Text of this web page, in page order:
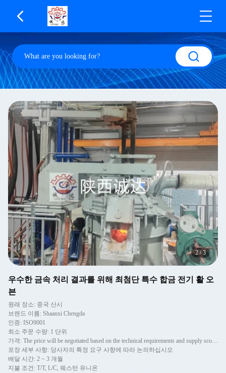
2/3
우수한 금속 처리 결과를 위해 최첨단 특수 합금 전기 활 오
븐
원래 장소: 중국 산시
브랜드 이름: Shaanxi Chengda
인증: ISO9001
최소 주문 수량: 1 단위
가격: The price will be negotiated based on the technical requirements and supply scope of Party A
포장 세부 사항: 당사자의 특정 요구 사항에 따라 논의하십시오
배달 시간: 2 ~ 3 개월
지불 조건: T/T, L/C, 웨스턴 유니온